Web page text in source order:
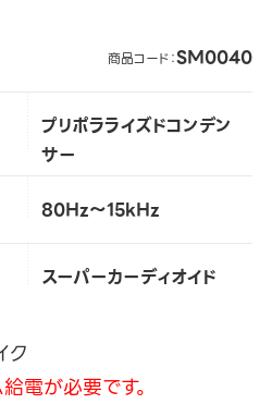
商品コード：SM0040
プリポラライズドコンデン
サー
80Hz～15kHz
スーパーカーディオイド
ク
電が必要です。